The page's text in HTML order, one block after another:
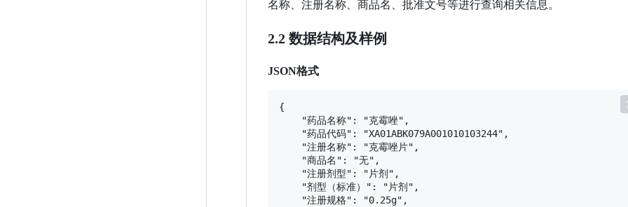
名称、注册名称、商品名、批准文号等进行查询相关信息。
2.2 数据结构及样例
JSON格式
{
    "药品名称": "克霉唑",
    "药品代码": "XA01ABK079A001010103244",
    "注册名称": "克霉唑片",
    "商品名": "无",
    "注册剂型": "片剂",
    "剂型（标准）": "片剂",
    "注册规格": "0.25g",